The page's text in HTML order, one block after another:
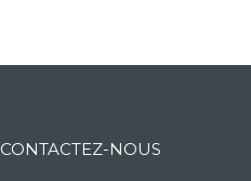
CONTACTEZ-NOUS